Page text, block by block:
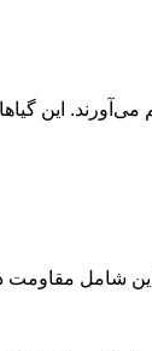
می‌آورند.
شامل مقاومت